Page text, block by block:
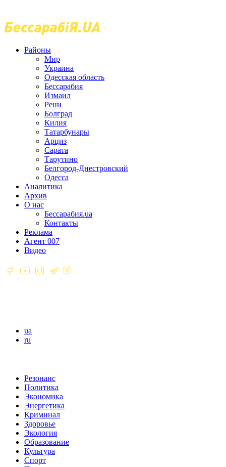
Районы
Мир
Украина
Одесская область
Бессарабия
Измаил
Рени
Болград
Килия
Татарбунары
Арциз
Сарата
Тарутино
Белгород-Днестровский
Одесса
Аналитика
Архив
О нас
Бессарабия.ua
Контакты
Реклама
Агент 007
Видео
ua
ru
Резонанс
Политика
Экономика
Энергетика
Криминал
Здоровье
Экология
Образование
Культура
Спорт